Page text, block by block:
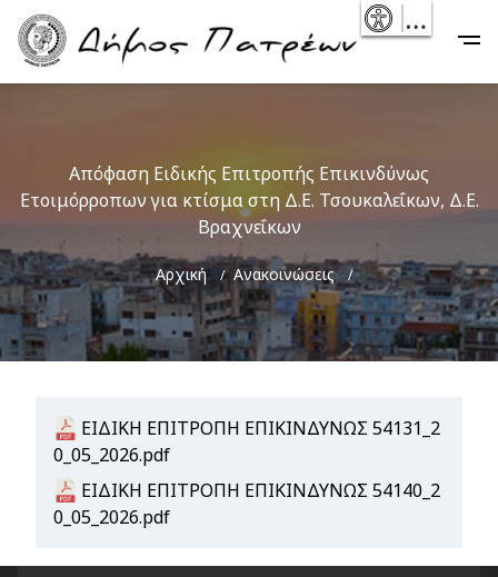
Skip
main
Main
navigation
Απόφαση Ειδικής Επιτροπής Επικινδύνως
Ετοιμόρροπων για κτίσμα στη Δ.Ε. Τσουκαλεΐκων, Δ.Ε.
Βραχνεΐκων
Breadcrumb
Αρχική Ανακοινώσεις
Document
ΕΙΔΙΚΗ ΕΠΙΤΡΟΠΗ ΕΠΙΚΙΝΔΥΝΩΣ 54131_2
0_05_2026.pdf
Document
ΕΙΔΙΚΗ ΕΠΙΤΡΟΠΗ ΕΠΙΚΙΝΔΥΝΩΣ 54140_2
0_05_2026.pdf